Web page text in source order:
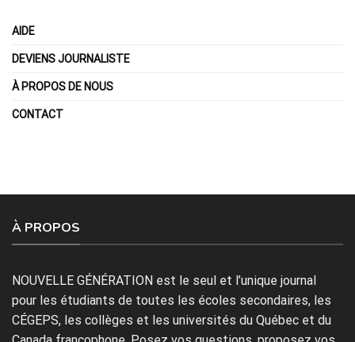
AIDE
DEVIENS JOURNALISTE
À PROPOS DE NOUS
CONTACT
À PROPOS
NOUVELLE GÉNÉRATION est le seul et l’unique journal
pour les étudiants de toutes les écoles secondaires, les
CÉGEPS, les collèges et les universités du Québec et du